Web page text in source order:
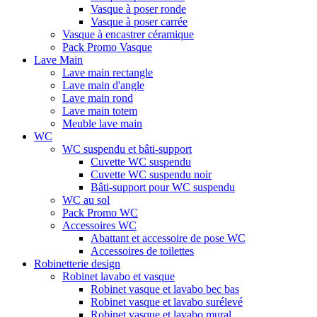
Vasque à poser ronde
Vasque à poser carrée
Vasque à encastrer céramique
Pack Promo Vasque
Lave Main
Lave main rectangle
Lave main d'angle
Lave main rond
Lave main totem
Meuble lave main
WC
WC suspendu et bâti-support
Cuvette WC suspendu
Cuvette WC suspendu noir
Bâti-support pour WC suspendu
WC au sol
Pack Promo WC
Accessoires WC
Abattant et accessoire de pose WC
Accessoires de toilettes
Robinetterie design
Robinet lavabo et vasque
Robinet vasque et lavabo bec bas
Robinet vasque et lavabo surélevé
Robinet vasque et lavabo mural